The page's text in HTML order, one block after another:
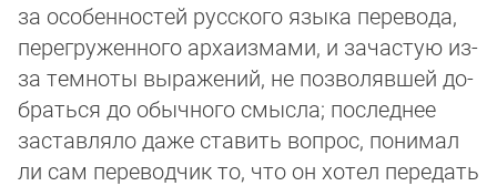
за особенностей русского языка пере­во­да,
пе­рег­ру­жен­ного архаизмами, и за­час­тую из-
за темноты выражений, не позво­ляв­шей до­
браться до обычного смысла; по­след­нее
заставляло даже ставить вопрос, понимал
ли сам пе­ре­вод­чик то, что он хо­тел передать